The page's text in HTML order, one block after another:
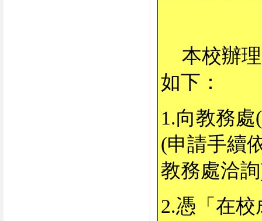
本校辦理
如下：
1.向教務
(申請手續
教務處洽
2.憑「在